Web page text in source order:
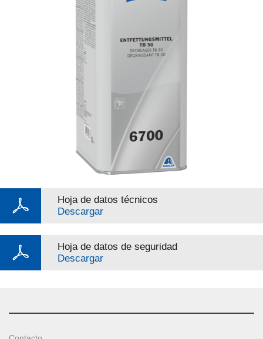
Hoja de datos técnicos
Descargar
Hoja de datos de seguridad
Descargar